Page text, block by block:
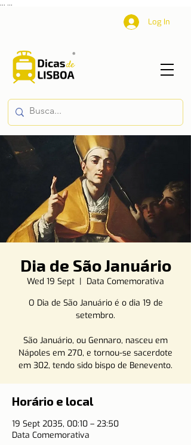
Log In
Dia de São Januário
Wed 19 Sept
  |
Data Comemorativa
O Dia de São Januário é o dia 19 de
setembro.
São Januário, ou Gennaro, nasceu em
Nápoles em 270, e tornou-se sacerdote
em 302, tendo sido bispo de Benevento.
Horário e local
19 Sept 2035, 00:10 – 23:50
Data Comemorativa